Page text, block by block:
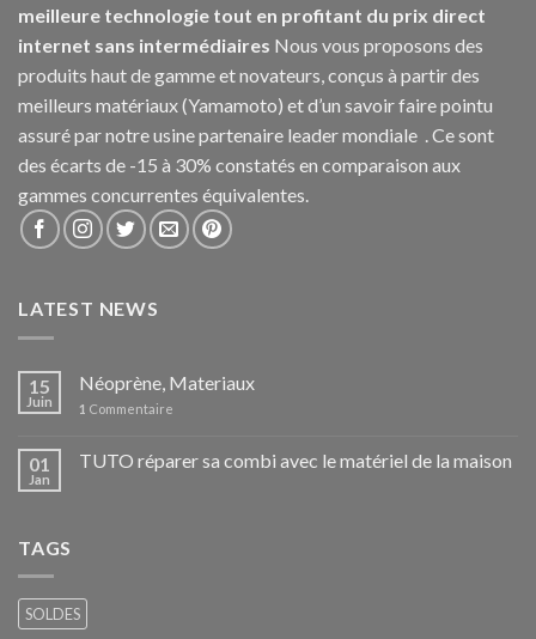
meilleure technologie tout en profitant du prix direct
internet sans intermédiaires Nous vous proposons des
produits haut de gamme et novateurs, conçus à partir des
meilleurs matériaux (Yamamoto) et d’un savoir faire pointu
assuré par notre usine partenaire leader mondiale . Ce sont
des écarts de -15 à 30% constatés en comparaison aux
gammes concurrentes équivalentes.
LATEST NEWS
15
Juin
Néoprène, Materiaux
1 Commentaire
01
Jan
TUTO réparer sa combi avec le matériel de la maison
TAGS
SOLDES